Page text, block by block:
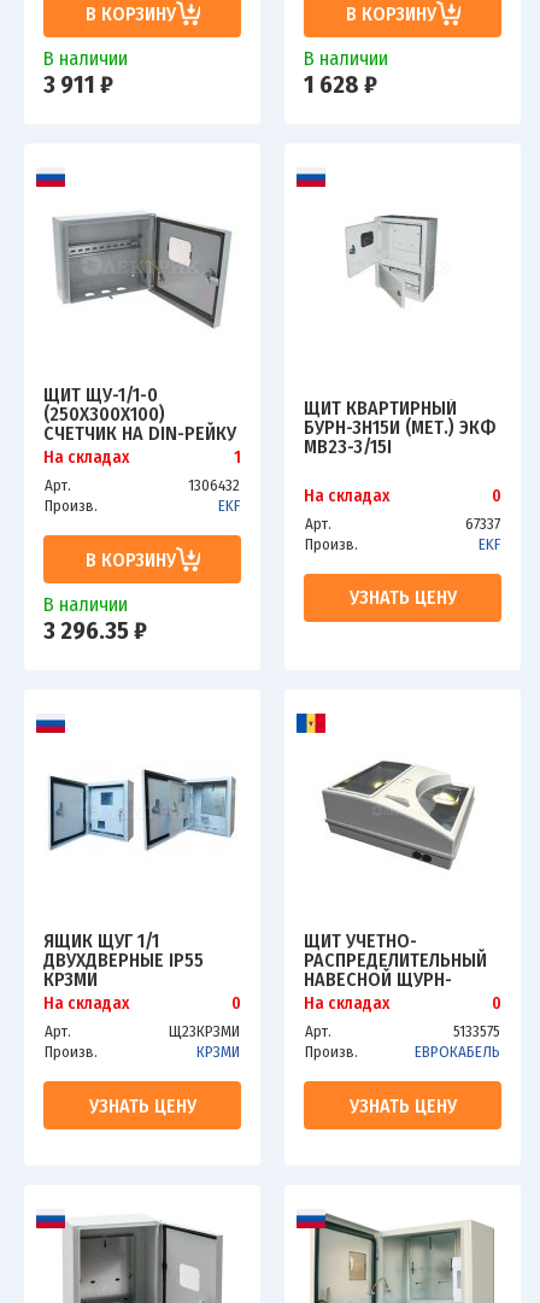
В КОРЗИНУ
В наличии
3 911 ₽
В КОРЗИНУ
В наличии
1 628 ₽
ЩИТ ЩУ-1/1-0
(250Х300Х100)
СЧЕТЧИК НА DIN-РЕЙКУ
IP54 BASIC EKF MB54-
На складах 1
Арт.
1306432
Произв.
EKF
В КОРЗИНУ
В наличии
3 296.35 ₽
ЩИТ КВАРТИРНЫЙ
БУРН-3Н15И (МЕТ.) ЭКФ
MB23-3/15I
На складах 0
Арт.
67337
Произв.
EKF
УЗНАТЬ ЦЕНУ
ЯЩИК ЩУГ 1/1
ДВУХДВЕРНЫЕ IP55
КРЗМИ
На складах 0
Арт.
Щ23КРЗМИ
Произв.
КРЗМИ
УЗНАТЬ ЦЕНУ
ЩИТ УЧЕТНО-
РАСПРЕДЕЛИТЕЛЬНЫЙ
НАВЕСНОЙ ЩУРН-
П-1/3О IP54
ПЛАСТИКОВЫЙ (CZU-
380)
На складах 0
Арт.
5133575
Произв.
ЕВРОКАБЕЛЬ
УЗНАТЬ ЦЕНУ